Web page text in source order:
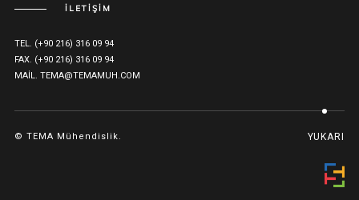
İLETİŞİM
TEL. (+90 216) 316 09 94
FAX. (+90 216) 316 09 94
MAIL. TEMA@TEMAMUH.COM
© TEMA Mühendislik. YUKARI